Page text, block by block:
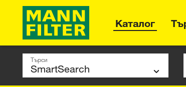
Каталог
Търси